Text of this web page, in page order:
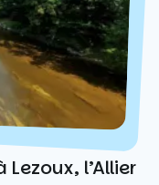
Lezoux, l’Allier